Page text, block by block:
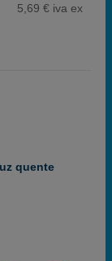
5,69 € iva ex
quente